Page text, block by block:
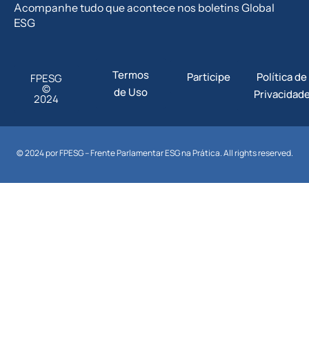
Acompanhe tudo que acontece nos boletins Global
ESG
FPESG
©
2024
Termos
de Uso
Participe
Política de
© 2024 por FPESG – Frente Parlamentar ESG na Prática. All rights reserved.